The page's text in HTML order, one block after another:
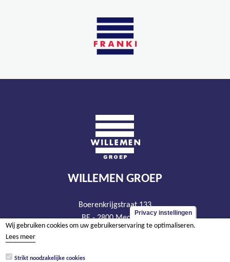
WILLEMEN GROEP
Boerenkrijgstraat 133
BE - 2800 Mechelen
tel +32 15 569 965
Privacy instellingen
Wij gebruiken cookies om uw gebruikerservaring te optimaliseren.
Lees meer
Strikt noodzakelijke cookies